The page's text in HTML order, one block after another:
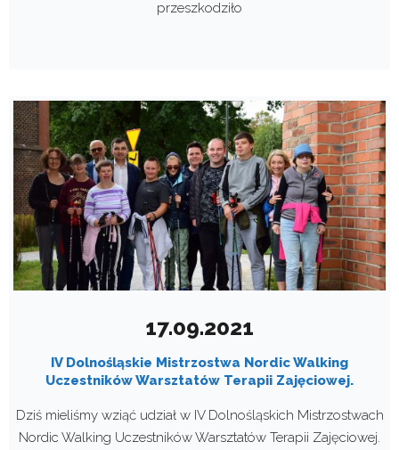
przeszkodziło
17.09.2021
IV Dolnośląskie Mistrzostwa Nordic Walking
Uczestników Warsztatów Terapii Zajęciowej.
Dziś mieliśmy wziąć udział w IV Dolnośląskich Mistrzostwach
Nordic Walking Uczestników Warsztatów Terapii Zajęciowej.